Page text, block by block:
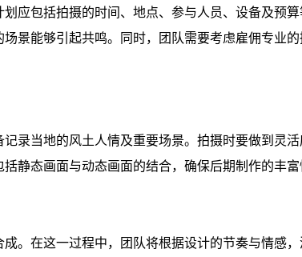
应包括拍摄的时间、地点、参与人员、设备及预
景能够引起共鸣。同时，团队需要考虑雇佣专业
录当地的风土人情及重要场景。拍摄时要做到灵
静态画面与动态画面的结合，确保后期制作的丰富
。在这一过程中，团队将根据设计的节奏与情感，